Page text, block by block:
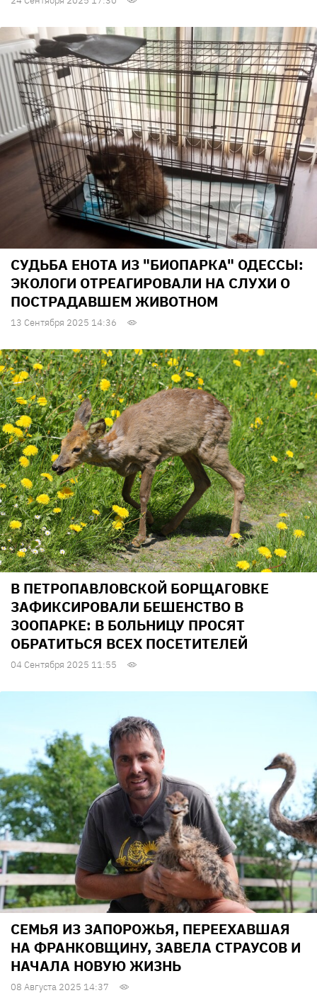
СУДЬБА ЕНОТА ИЗ "БИОПАРКА" ОДЕССЫ:
ЭКОЛОГИ ОТРЕАГИРОВАЛИ НА СЛУХИ О
ПОСТРАДАВШЕМ ЖИВОТНОМ
13 Сентября 2025 14:36
В ПЕТРОПАВЛОВСКОЙ БОРЩАГОВКЕ
ЗАФИКСИРОВАЛИ БЕШЕНСТВО В
ЗООПАРКЕ: В БОЛЬНИЦУ ПРОСЯТ
ОБРАТИТЬСЯ ВСЕХ ПОСЕТИТЕЛЕЙ
04 Сентября 2025 11:55
СЕМЬЯ ИЗ ЗАПОРОЖЬЯ, ПЕРЕЕХАВШАЯ
НА ФРАНКОВЩИНУ, ЗАВЕЛА СТРАУСОВ И
НАЧАЛА НОВУЮ ЖИЗНЬ
08 Августа 2025 14:37